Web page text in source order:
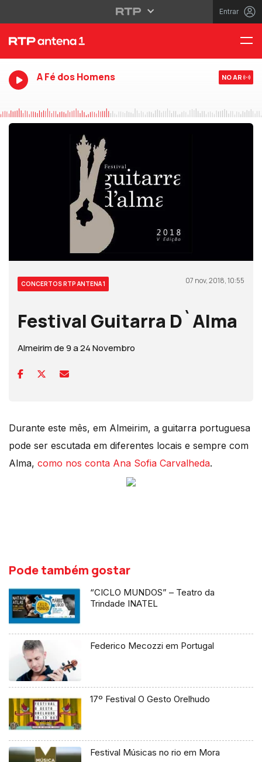
Entrar
A Fé dos Homens NO AR
CONCERTOS RTP ANTENA 1 07 nov, 2018, 10:55
Festival Guitarra D`Alma
Almeirim de 9 a 24 Novembro
Durante este mês, em Almeirim, a guitarra portuguesa
pode ser escutada em diferentes locais e sempre com
Alma, como nos conta Ana Sofia Carvalheda.
Pode também gostar
“CICLO MUNDOS” – Teatro da
Trindade INATEL
Federico Mecozzi em Portugal
17º Festival O Gesto Orelhudo
Festival Músicas no rio em Mora